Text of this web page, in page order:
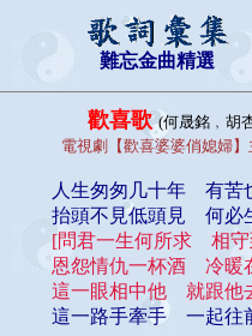
難忘金曲精選
歡喜歌 (何晟銘﹐胡
電視劇【歡喜婆婆俏媳婦
人生匆匆几十年 有
抬頭不見低頭見 何
[問君一生何所求 相
恩怨情仇一杯酒 冷
這一眼相中他 就跟
這一路手牽手 一起往